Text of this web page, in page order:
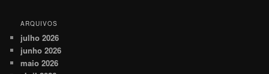
ARQUIVOS
julho 2026
junho 2026
maio 2026